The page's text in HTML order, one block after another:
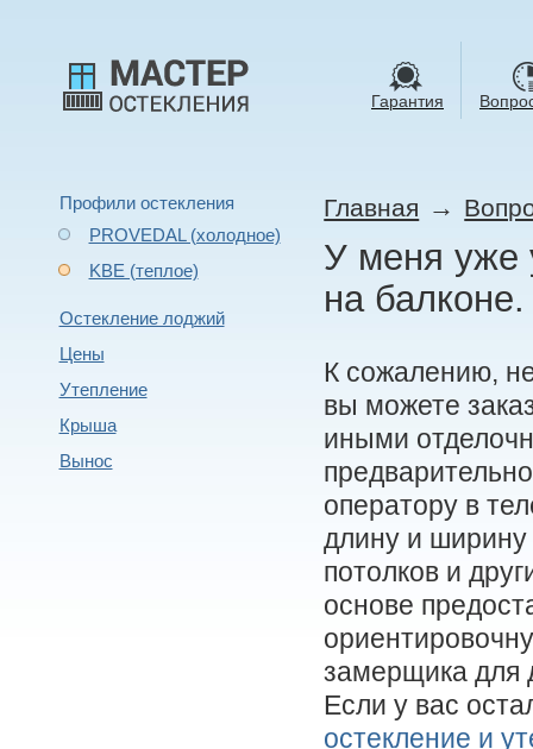
Гарантия
Профили остекления
PROVEDAL (холодное)
KBE (теплое)
Остекление лоджий
Цены
Утепление
Крыша
Вынос
Главная →
У меня уже
на
К сожалению,
вы можете
иными
оператору в
длину и ширину
потолков и
основе
замерщика для
Если у вас
остекление и